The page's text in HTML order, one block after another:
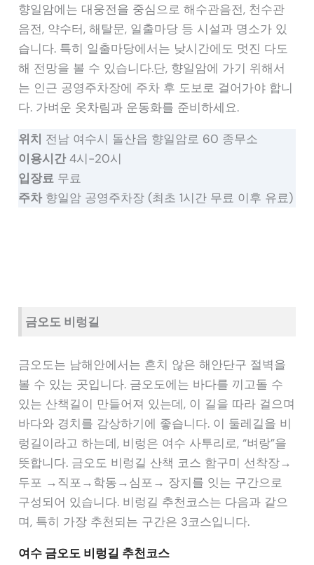
향일암에는 대웅전을 중심으로 해수관음전, 천수관
음전, 약수터, 해탈문, 일출마당 등 시설과 명소가 있
습니다. 특히 일출마당에서는 낮시간에도 멋진 다도
해 전망을 볼 수 있습니다.단, 향일암에 가기 위해서
는 인근 공영주차장에 주차 후 도보로 걸어가야 합니
다. 가벼운 옷차림과 운동화를 준비하세요.
위치 전남 여수시 돌산읍 향일암로 60 종무소
이용시간4시-20시
입장료 무료
주차향일암 공영주차장 (최초 1시간 무료 이후 유료)
금오도 비렁길
금오도는 남해안에서는 흔치 않은 해안단구 절벽을
볼 수 있는 곳입니다. 금오도에는 바다를 끼고돌 수
있는 산책길이 만들어져 있는데, 이 길을 따라 걸으며
바다와 경치를 감상하기에 좋습니다. 이 둘레길을 비
렁길이라고 하는데, 비렁은 여수 사투리로, “벼랑”을
뜻합니다. 금오도 비렁길 산책 코스 함구미 선착장→
두포 →직포→학동→심포→ 장지를 잇는 구간으로
구성되어 있습니다. 비렁길 추천코스는 다음과 같으
며, 특히 가장 추천되는 구간은 3코스입니다.
여수 금오도 비렁길 추천코스